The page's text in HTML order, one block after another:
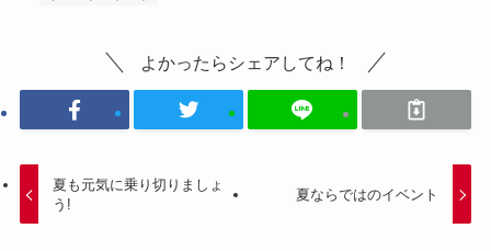
よかったらシェアしてね！
夏も元気に乗り切りましょ
う!
夏ならではのイベント